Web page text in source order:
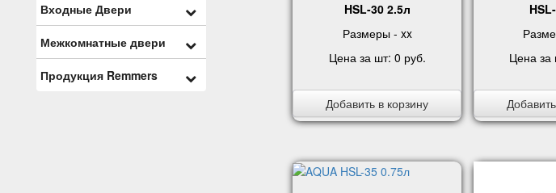
Входные Двери
Межкомнатные двери
Продукция Remmers
HSL-30 2.5л
Размеры - xx
Цена за шт: 0 руб.
Добавить в корзину
Цена